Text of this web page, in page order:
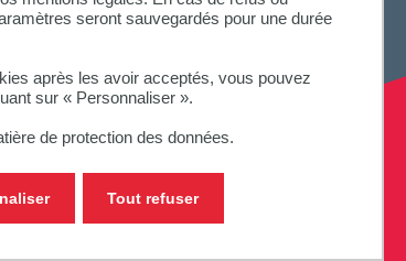
seront sauvegardés pour une durée
après les avoir acceptés, vous pouvez
sur « Personnaliser ».
de protection des données.
Tout refuser